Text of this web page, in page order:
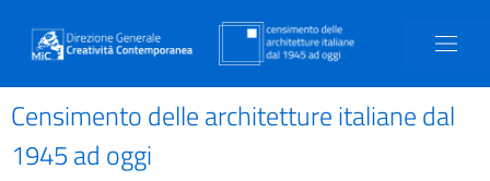
Censimento delle architetture italiane dal
1945 ad oggi